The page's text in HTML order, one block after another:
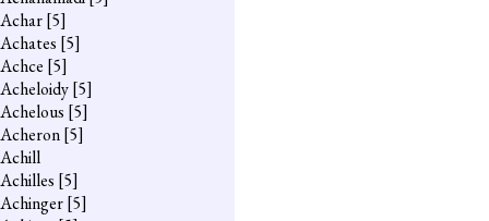
Achar[5]
Achates [5]
Achce [5]
Acheloidy[5]
Achelous [5]
Acheron[5]
Achill
Achilles [5]
Achinger[5]